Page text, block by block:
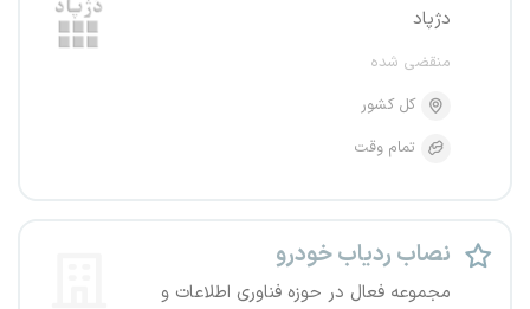
دژپاد
منقضی شده
کل کشور
تمام وقت
نصاب ردیاب خودرو
مجموعه فعال در حوزه فناوری اطلاعات و